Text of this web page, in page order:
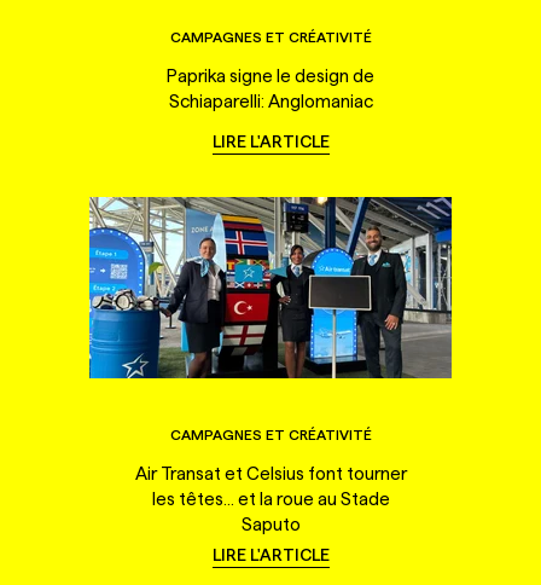
CAMPAGNES ET CRÉATIVITÉ
Paprika signe le design de
Schiaparelli: Anglomaniac
LIRE L'ARTICLE
CAMPAGNES ET CRÉATIVITÉ
Air Transat et Celsius font tourner
les têtes... et la roue au Stade
Saputo
LIRE L'ARTICLE